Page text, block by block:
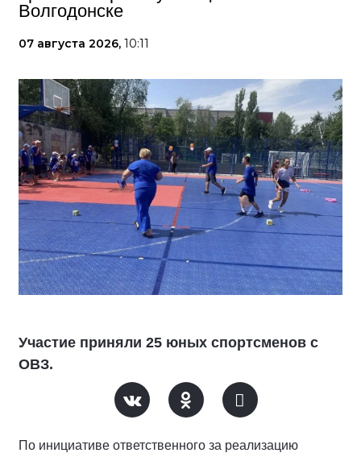
Волгодонске
07 августа 2026, 10:11
Участие приняли 25 юных спортсменов с
ОВЗ.
По инициативе ответственного за реализацию